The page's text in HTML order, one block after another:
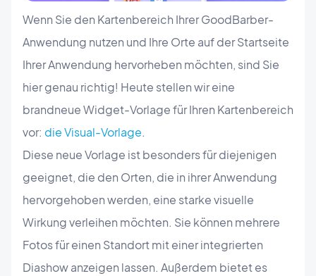
Wenn Sie den Kartenbereich Ihrer GoodBarber-
Anwendung nutzen und Ihre Orte auf der Startseite
Ihrer Anwendung hervorheben möchten, sind Sie
hier genau richtig! Heute stellen wir eine
brandneue Widget-Vorlage für Ihren Kartenbereich
vor: die Visual-Vorlage.
Diese neue Vorlage ist besonders für diejenigen
geeignet, die den Orten, die in ihrer Anwendung
hervorgehoben werden, eine starke visuelle
Wirkung verleihen möchten. Sie können mehrere
Fotos für einen Standort mit einer integrierten
Diashow anzeigen lassen. Außerdem bietet es